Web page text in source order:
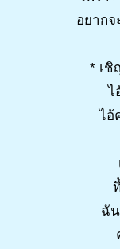
อยากจ
* เชิ
ไ
ไอ้
ฉั